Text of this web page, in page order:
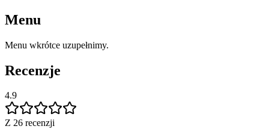
Menu
Menu wkrótce uzupełnimy.
Recenzje
4.9
Z 26 recenzji